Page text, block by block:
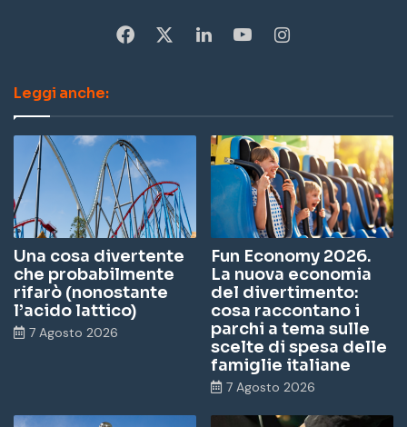
ok
In
be
ra
m
Leggi anche:
Una cosa divertente
che probabilmente
rifarò (nonostante
l’acido lattico)
7 Agosto 2026
Fun Economy 2026.
La nuova economia
del divertimento:
cosa raccontano i
parchi a tema sulle
scelte di spesa delle
famiglie italiane
7 Agosto 2026